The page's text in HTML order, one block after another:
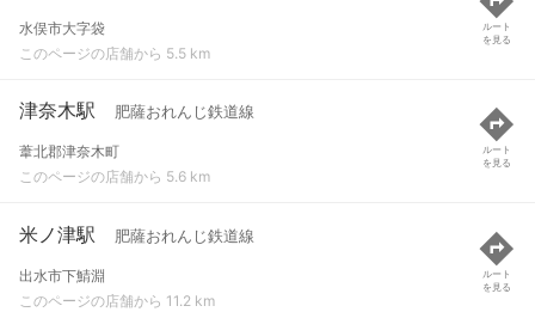
水俣市大字袋
このページの店舗から 5.5 km
ルート
を見る
津奈木駅 肥薩おれんじ鉄道線
葦北郡津奈木町
このページの店舗から 5.6 km
ルート
を見る
米ノ津駅 肥薩おれんじ鉄道線
出水市下鯖淵
このページの店舗から 11.2 km
ルート
を見る